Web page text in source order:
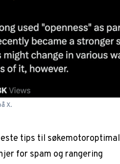
X.
tips til
for spam og rangering